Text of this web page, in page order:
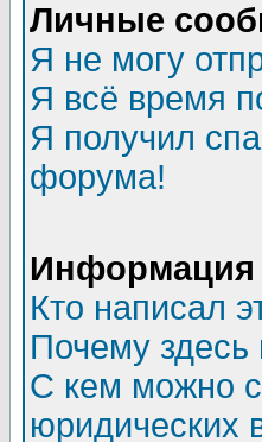
Личные
Я не могу
Я всё время
Я получил
форума!
Информация
Кто написал
Почему здесь
С кем можно
юридических